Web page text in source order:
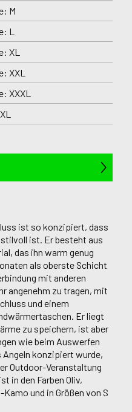
M
L
XL
XXL
XXXL
ist so konzipiert, dass
ist. Er besteht aus
das ihn warm genug
als oberste Schicht
mit anderen
angenehm zu tragen, mit
und einem
Er liegt
zu speichern, ist aber
wie beim Auswerfen
Angeln konzipiert wurde,
Outdoor-Veranstaltung
in den Farben Oliv,
und in Größen von S